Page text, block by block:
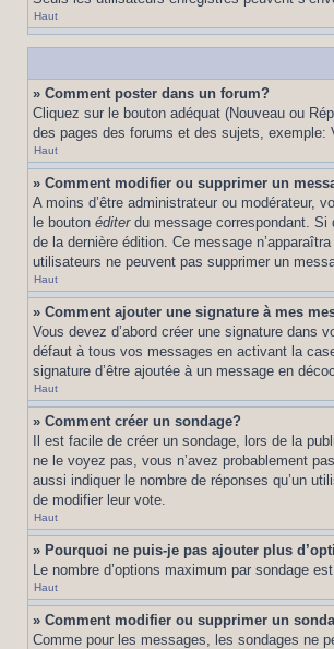
Haut
» Comment poster dans un forum?
Cliquez sur le bouton adéquat (Nouveau ou
des pages des forums et des sujets, exemple:
Haut
» Comment modifier ou supprimer un
A moins d’être administrateur ou modérateur,
le bouton éditerdu message correspondant. Si
de la dernière édition. Ce message
utilisateurs ne peuvent pas supprimer un
Haut
» Comment ajouter une signature à mes
Vous devez d’abord créer une signature dans
défaut à tous vos messages en activant la
signature d’être ajoutée à un message en
Haut
» Comment créer un sondage?
Il est facile de créer un sondage, lors de la
ne le voyez pas, vous n’avez probablement
aussi indiquer le nombre de réponses qu’un
de modifier leur vote.
Haut
» Pourquoi ne puis-je pas ajouter plus
Le nombre d’options maximum par sondage
Haut
» Comment modifier ou supprimer un
Comme pour les messages, les sondages ne